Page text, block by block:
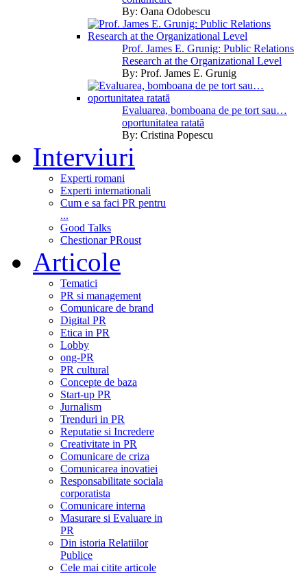
By: Oana Odobescu
Prof. James E. Grunig: Public Relations
Research at the Organizational Level
By: Prof. James E. Grunig
Evaluarea, bomboana de pe tort sau…
oportunitatea ratată
By: Cristina Popescu
Interviuri
Experti romani
Experti internationali
Cum e sa faci PR pentru
...
Good Talks
Chestionar PRoust
Articole
Tematici
PR si management
Comunicare de brand
Digital PR
Etica in PR
Lobby
ong-PR
PR cultural
Concepte de baza
Start-up PR
Jurnalism
Trenduri in PR
Reputatie si Incredere
Creativitate in PR
Comunicare de criza
Comunicarea inovatiei
Responsabilitate sociala
corporatista
Comunicare interna
Masurare si Evaluare in
PR
Din istoria Relatiilor
Publice
Cele mai citite articole